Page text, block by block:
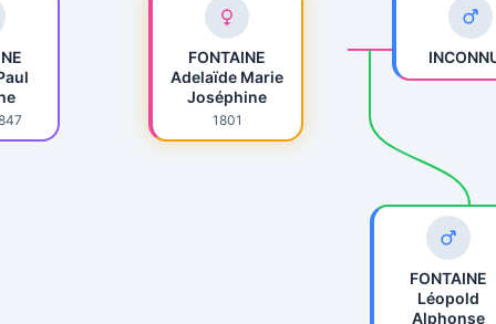
FONTAINE
Léopold
Alphonse
FONTAINE
Adelaïde Marie
Joséphine
1801